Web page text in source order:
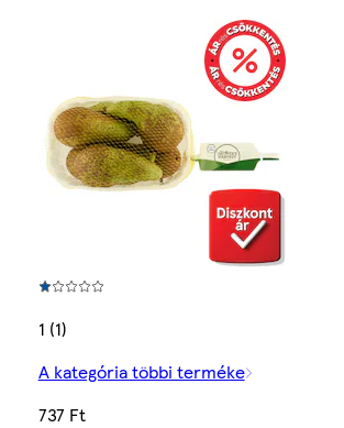
1 (1)
A kategória többi terméke
737 Ft